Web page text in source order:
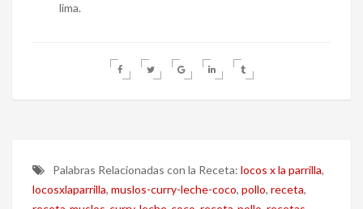
lima.
Palabras Relacionadas con la Receta: locos x la parrilla,
locosxlaparrilla, muslos-curry-leche-coco, pollo, receta,